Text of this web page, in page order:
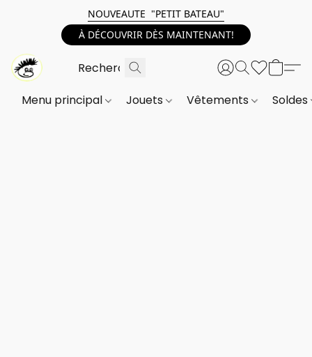
NOUVEAUTE "PETIT BATEAU"
À DÉCOUVRIR DÈS MAINTENANT!
Menu principal Jouets Vêtements Soldes